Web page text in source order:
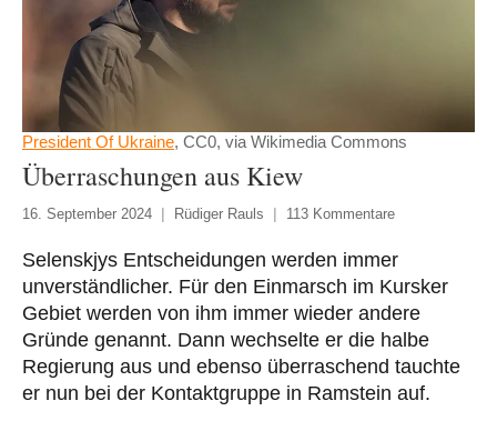
President Of Ukraine, CC0, via Wikimedia Commons
Überraschungen aus Kiew
16. September 2024 Rüdiger Rauls 113 Kommentare
Selenskjys Entscheidungen werden immer
unverständlicher. Für den Einmarsch im Kursker
Gebiet werden von ihm immer wieder andere
Gründe genannt. Dann wechselte er die halbe
Regierung aus und ebenso überraschend tauchte
er nun bei der Kontaktgruppe in Ramstein auf.